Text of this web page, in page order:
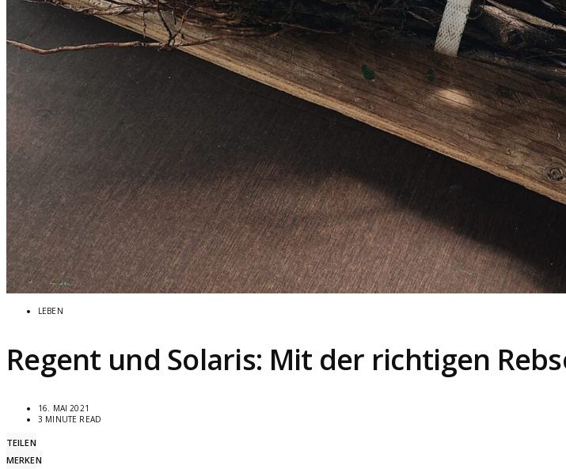
LEBEN
Regent und Solaris: Mit der richtigen
16. MAI 2021
3 MINUTE READ
TEILEN
MERKEN